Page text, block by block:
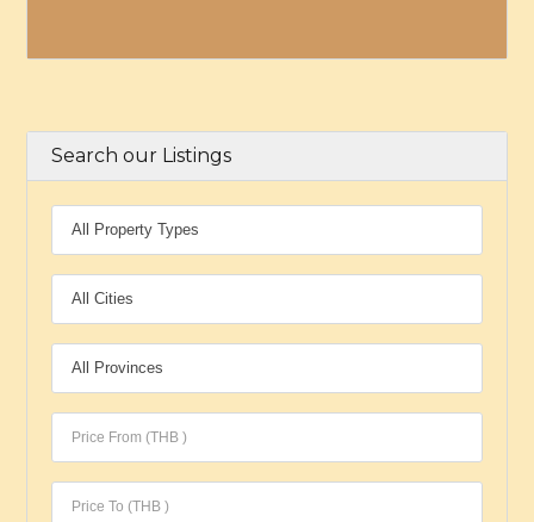
Search our Listings